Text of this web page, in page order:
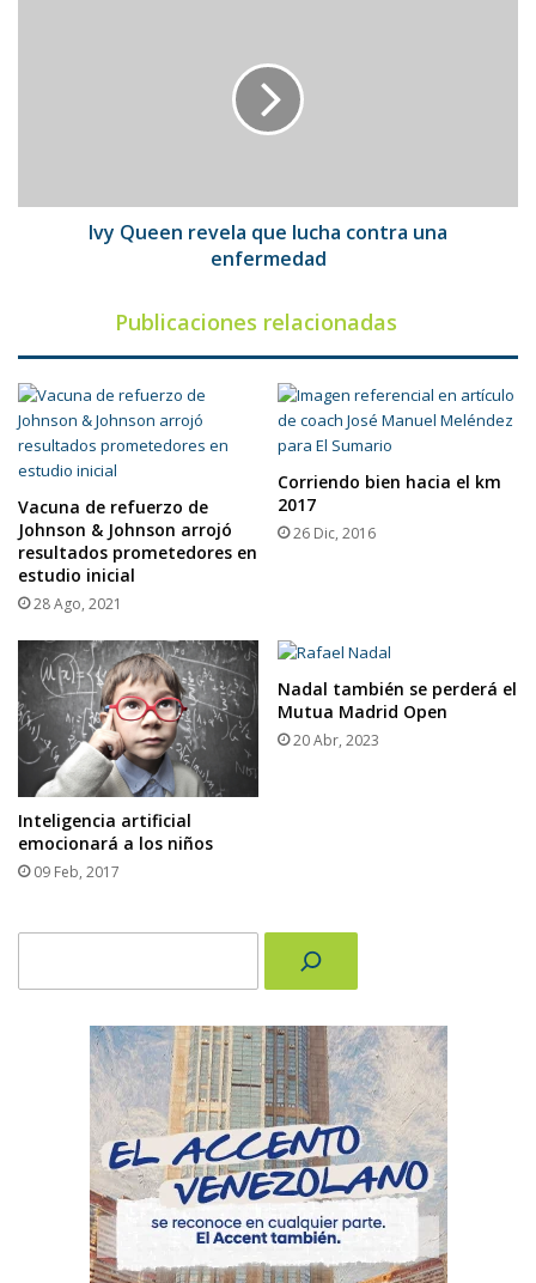
Ivy Queen revela que lucha contra una
enfermedad
Publicaciones relacionadas
Vacuna de refuerzo de
Johnson & Johnson arrojó
resultados prometedores en
estudio inicial
28 Ago, 2021
Corriendo bien hacia el km
2017
26 Dic, 2016
Inteligencia artificial
emocionará a los niños
09 Feb, 2017
Nadal también se perderá el
Mutua Madrid Open
20 Abr, 2023